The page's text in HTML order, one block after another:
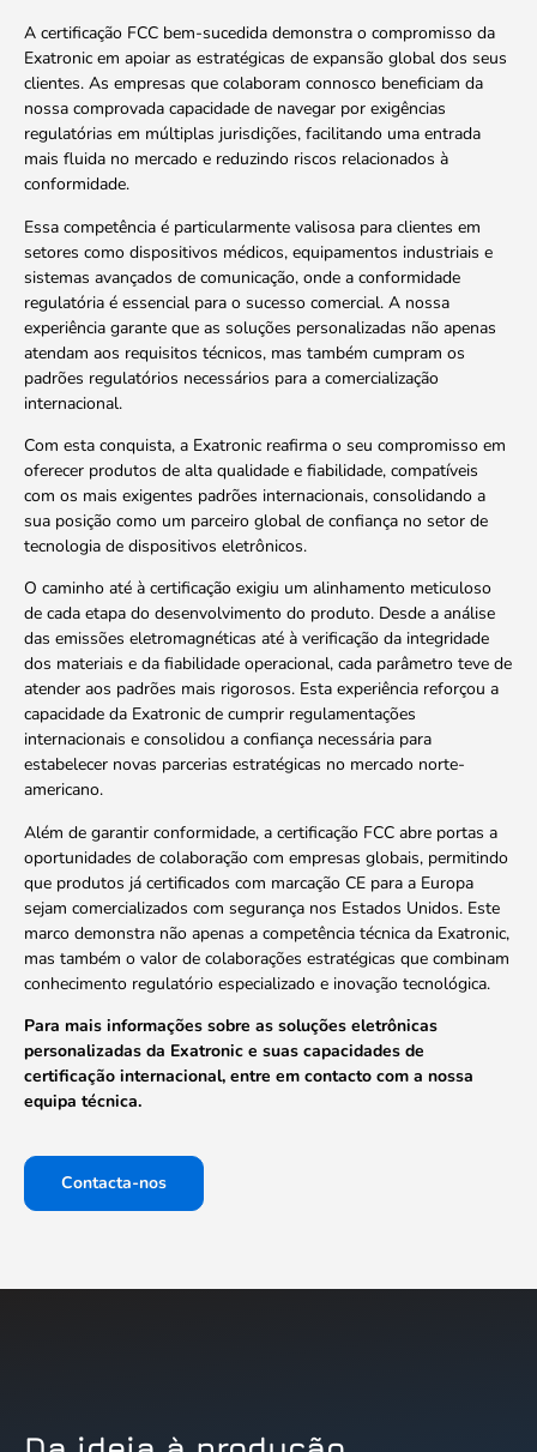
A certificação FCC bem-sucedida demonstra o compromisso da
Exatronic em apoiar as estratégicas de expansão global dos seus
clientes. As empresas que colaboram connosco beneficiam da
nossa comprovada capacidade de navegar por exigências
regulatórias em múltiplas jurisdições, facilitando uma entrada
mais fluida no mercado e reduzindo riscos relacionados à
conformidade.
Essa competência é particularmente valisosa para clientes em
setores como dispositivos médicos, equipamentos industriais e
sistemas avançados de comunicação, onde a conformidade
regulatória é essencial para o sucesso comercial. A nossa
experiência garante que as soluções personalizadas não apenas
atendam aos requisitos técnicos, mas também cumpram os
padrões regulatórios necessários para a comercialização
internacional.
Com esta conquista, a Exatronic reafirma o seu compromisso em
oferecer produtos de alta qualidade e fiabilidade, compatíveis
com os mais exigentes padrões internacionais, consolidando a
sua posição como um parceiro global de confiança no setor de
tecnologia de dispositivos eletrônicos.
O caminho até à certificação exigiu um alinhamento meticuloso
de cada etapa do desenvolvimento do produto. Desde a análise
das emissões eletromagnéticas até à verificação da integridade
dos materiais e da fiabilidade operacional, cada parâmetro teve de
atender aos padrões mais rigorosos. Esta experiência reforçou a
capacidade da Exatronic de cumprir regulamentações
internacionais e consolidou a confiança necessária para
estabelecer novas parcerias estratégicas no mercado norte-
americano.
Além de garantir conformidade, a certificação FCC abre portas a
oportunidades de colaboração com empresas globais, permitindo
que produtos já certificados com marcação CE para a Europa
sejam comercializados com segurança nos Estados Unidos. Este
marco demonstra não apenas a competência técnica da Exatronic,
mas também o valor de colaborações estratégicas que combinam
conhecimento regulatório especializado e inovação tecnológica.
Para mais informações sobre as soluções eletrônicas
personalizadas da Exatronic e suas capacidades de
certificação internacional, entre em contacto com a nossa
equipa técnica.
Contacta-nos